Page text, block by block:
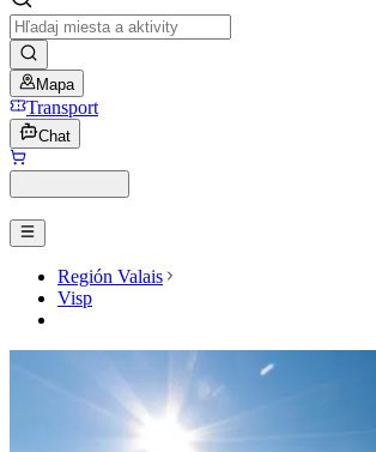
Mapa
Transport
Chat
Región Valais
Visp